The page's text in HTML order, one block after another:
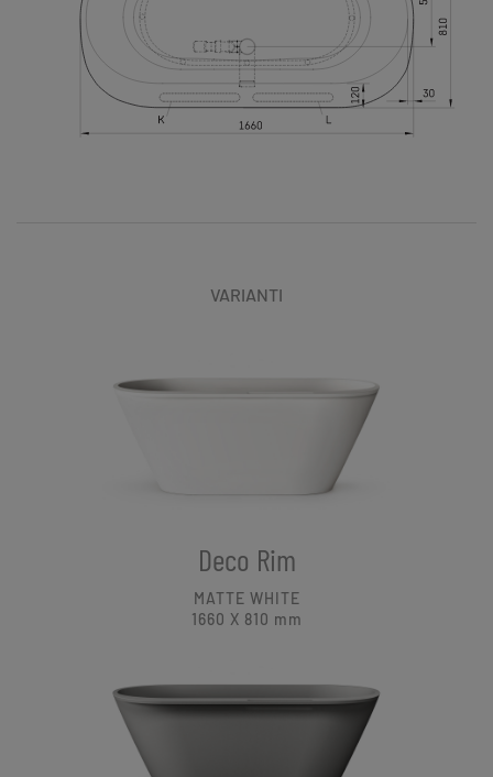
VARIANTI
Deco Rim
MATTE WHITE
1660 X 810 mm